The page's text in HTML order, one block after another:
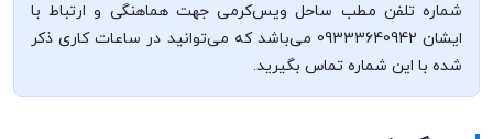
شماره تلفن مطب ساحل ویس‌کرمی جهت هماهنگی و ارتباط با
ایشان 09333640942 می‌باشد که می‌توانید در ساعات کاری ذکر
شده با این شماره تماس بگیرید.